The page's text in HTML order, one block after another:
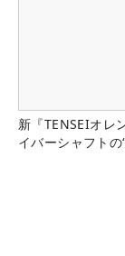
新『TENSEIオレ
イバーシャフトの